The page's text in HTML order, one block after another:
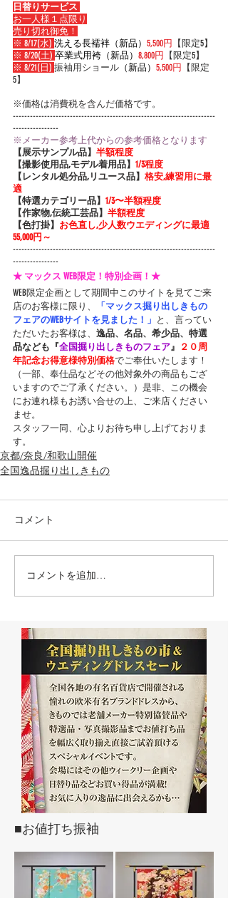
日替りサービス
お一人様１点限り
売り切れ御免！
※ 8/17(水) 洗える長襦袢（新品） 5,500円 【限定5】
※ 8/20(土) 卒業式用袴（新品） 8,800円 【限定5】
※ 8/21(日) 振袖用ショール （新品） 5,500円 【限定
5】
※価格は消費税を含んだ価格です。
-----------------------------------------------------------------------
----------------
※メーカー参考上代からの参考価格となります
【展示サンプル品】 半額程度
【撮影使用品,モデル着用品】 1/3程度
【レンタル処分品,リユース品】 格安,練習用に最
適
【特選カテゴリー品】 1/3〜半額程度
【作家物,伝統工芸品】 半額程度
【色打掛】 お色直し,少人数ウエディングに最適
55,000円～
-----------------------------------------------------------------------
----------------
★ マックス WEB限定！特別企画！★
WEB限定企画として期間中このサイトを見てご来
店のお客様に限り、
「マックス掘り出しきもの
フェアのWEBサイトを見ました！」 と、言ってい
ただいたお客様は、 逸品、名品、希少品、特選
品なども『全国掘り出しきものフェア 』
２０周
年記念お得意様特別価格でご奉仕いたします！
（一部、奉仕品などその他対象外の商品もござ
いますのでご了承ください。）是非、この機会
にお連れ様もお誘い合せの上、ご来店ください
ませ。
スタッフ一同、心よりお待ち申し上げておりま
す。
京都/奈良/和歌山開催
全国逸品掘り出しきもの
コメント
コメントを追加…
■お値打ち振袖